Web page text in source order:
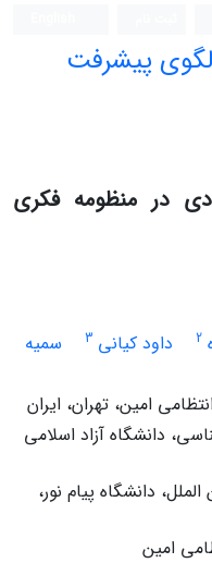
پیشرفت
در منظومه فکری
2 داود کیانی 3
سمیه
امین، تهران، ایران
دانشگاه آزاد اسلامی
دانشگاه پیام نور،
امین